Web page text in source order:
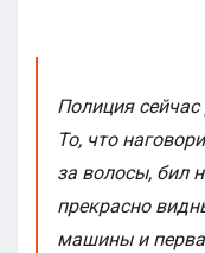
Полиция сейчас
То, что
за волосы, бил
прекрасно
машины и